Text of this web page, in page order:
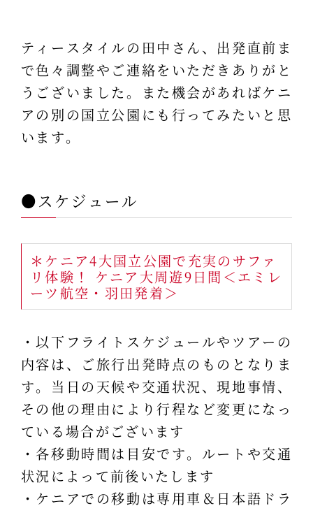
ティースタイルの田中さん、出発直前ま
で色々調整やご連絡をいただきありがと
うございました。また機会があればケニ
アの別の国立公園にも行ってみたいと思
います。
●スケジュール
＊ケニア4大国立公園で充実のサファ
リ体験！ ケニア大周遊9日間＜エミレ
ーツ航空・羽田発着＞
・以下フライトスケジュールやツアーの
内容は、ご旅行出発時点のものとなりま
す。当日の天候や交通状況、現地事情、
その他の理由により行程など変更になっ
ている場合がございます
・各移動時間は目安です。ルートや交通
状況によって前後いたします
・ケニアでの移動は専用車＆日本語ドラ